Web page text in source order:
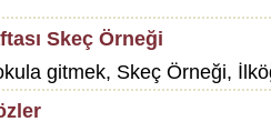
Skeç Örneği
gitmek, Skeç Örneği,